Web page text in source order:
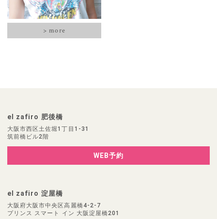
> more
el zafiro 肥後橋
大阪市西区土佐堀1丁目1-31
筑前橋ビル2階
WEB予約
el zafiro 淀屋橋
大阪府大阪市中央区高麗橋4-2-7
プリンス スマート イン 大阪淀屋橋201